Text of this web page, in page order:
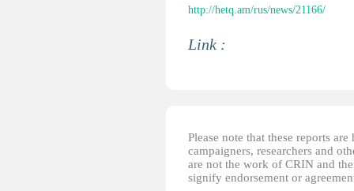
http://hetq.am/rus/news/21166/
Link :
Please note that these reports
campaigners, researchers and
are not the work of CRIN and
signify endorsement or